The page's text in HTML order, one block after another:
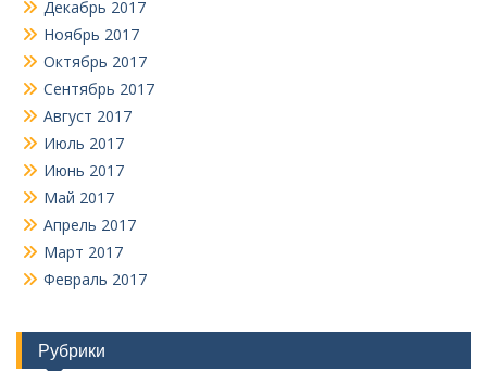
Декабрь 2017
Ноябрь 2017
Октябрь 2017
Сентябрь 2017
Август 2017
Июль 2017
Июнь 2017
Май 2017
Апрель 2017
Март 2017
Февраль 2017
Рубрики